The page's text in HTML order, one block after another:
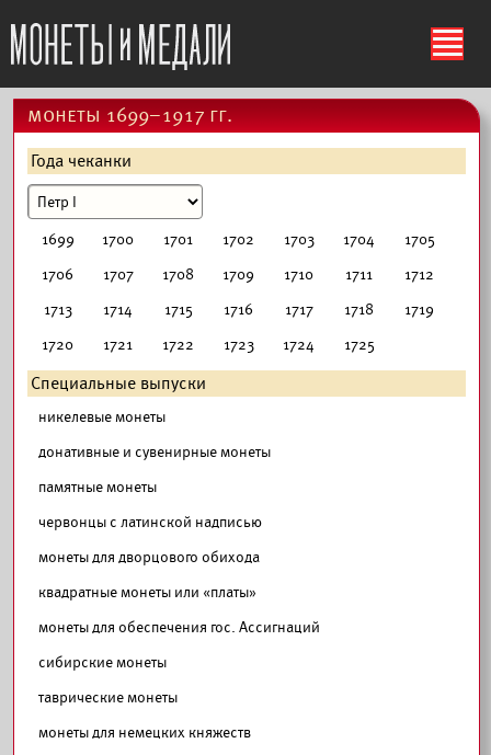
ś
монеты 1699–1917 гг.
Года чеканки
1699 1700 1701 1702 1703 1704
1705
1706
1707 1708 1709 1710 1711
1712
1713
1714 1715 1716 1717 1718
1719
1720
1721 1722 1723 1724 1725
Специальные выпуски
никелевые монеты
донативные и сувенирные монеты
памятные монеты
червонцы с латинской надписью
монеты для дворцового обихода
квадратные монеты или «платы»
монеты для обеспечения гос. Ассигнаций
сибирские монеты
таврические монеты
монеты для немецких княжеств